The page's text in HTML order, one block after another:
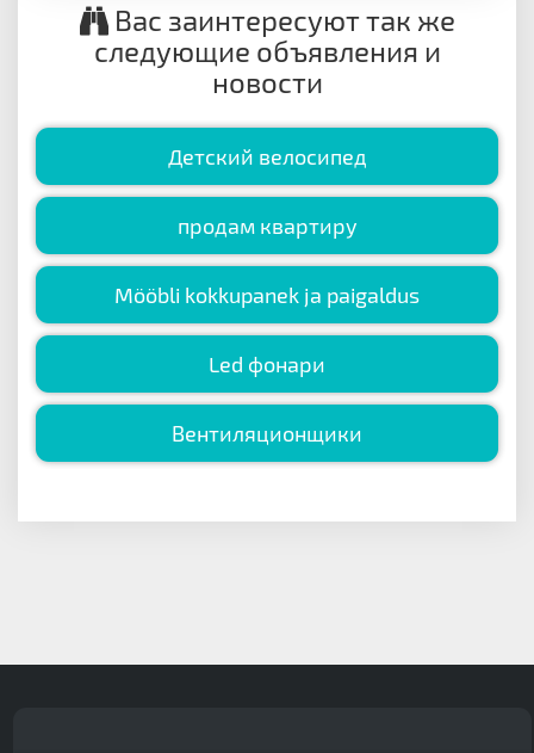
Вас заинтересуют так же
следующие объявления и
новости
Детский велосипед
продам квартиру
Mööbli kokkupanek ja paigaldus
Led фонари
Вентиляционщики